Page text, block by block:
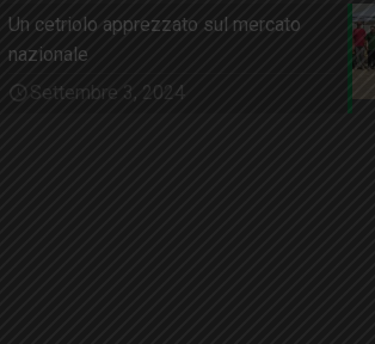
Un cetriolo apprezzato sul mercato
nazionale
Settembre 3, 2024